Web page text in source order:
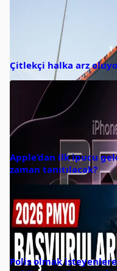
Çitlekçi halka arz
Apple’dan ilk ipucu
zaman tanıtılacak?
Polis olmak